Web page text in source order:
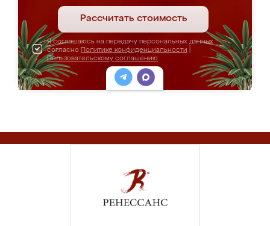
Рассчитать стоимость
Я соглашаюсь на передачу персональных данных
согласно Политике конфиденциальности
Пользовательскому соглашению